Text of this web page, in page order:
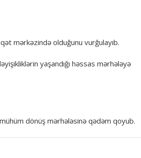
mərkəzində olduğunu vurğulayıb.
yaşandığı həssas mərhələyə
dönüş mərhələsinə qədəm qoyub.